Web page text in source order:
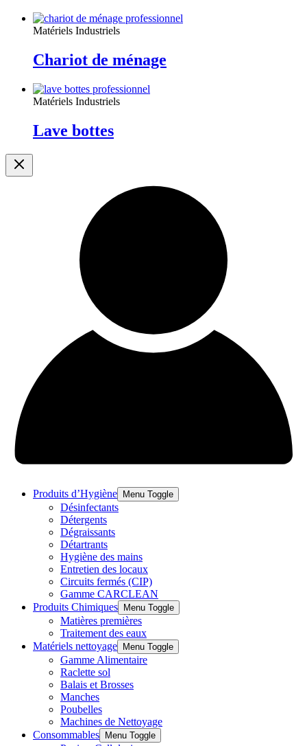
Matériels Industriels
Chariot de ménage
Matériels Industriels
Lave bottes
Produits d’Hygiène Menu Toggle
Désinfectants
Détergents
Dégraissants
Détartrants
Hygiène des mains
Entretien des locaux
Circuits fermés (CIP)
Gamme CARCLEAN
Produits Chimiques Menu Toggle
Matières premières
Traitement des eaux
Matériels nettoyage Menu Toggle
Gamme Alimentaire
Raclette sol
Balais et Brosses
Manches
Poubelles
Machines de Nettoyage
Consommables Menu Toggle